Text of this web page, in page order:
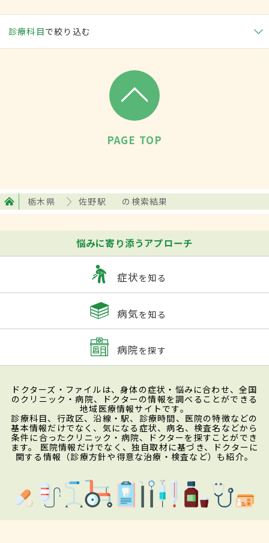
診療科目で絞り込む
PAGE TOP
栃木県 佐野駅 の検索結果
悩みに寄り添うアプローチ
症状を知る
病気を知る
病院を探す
ドクターズ・ファイルは、身体の症状・悩みに合わせ、全国
のクリニック・病院、ドクターの情報を調べることができる
地域医療情報サイトです。
診療科目、行政区、沿線・駅、診療時間、医院の特徴などの
基本情報だけでなく、気になる症状、病名、検査名などから
条件に合ったクリニック・病院、ドクターを探すことができ
ます。 医院情報だけでなく、独自取材に基づき、ドクターに
関する情報（診療方針や得意な治療・検査など）も紹介。